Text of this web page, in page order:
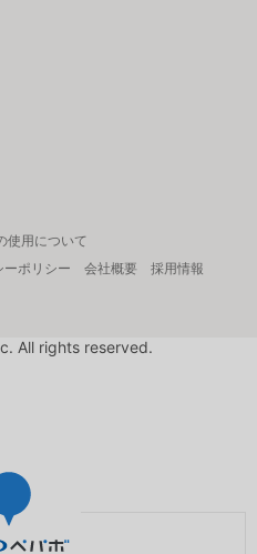
使用について
ーポリシー 会社概要
採用情報
All rights reserved.